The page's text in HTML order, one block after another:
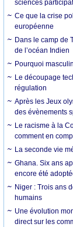
sciences
Ce que la crise
européenne
Dans le camp de
de l’océan Indien
Pourquoi
Le découpage
régulation
Après les Jeux
des évènements
Le racisme à la
comment en
La seconde vie
Ghana. Six ans
encore été
Niger : Trois ans
humains
Une évolution
direct sur les